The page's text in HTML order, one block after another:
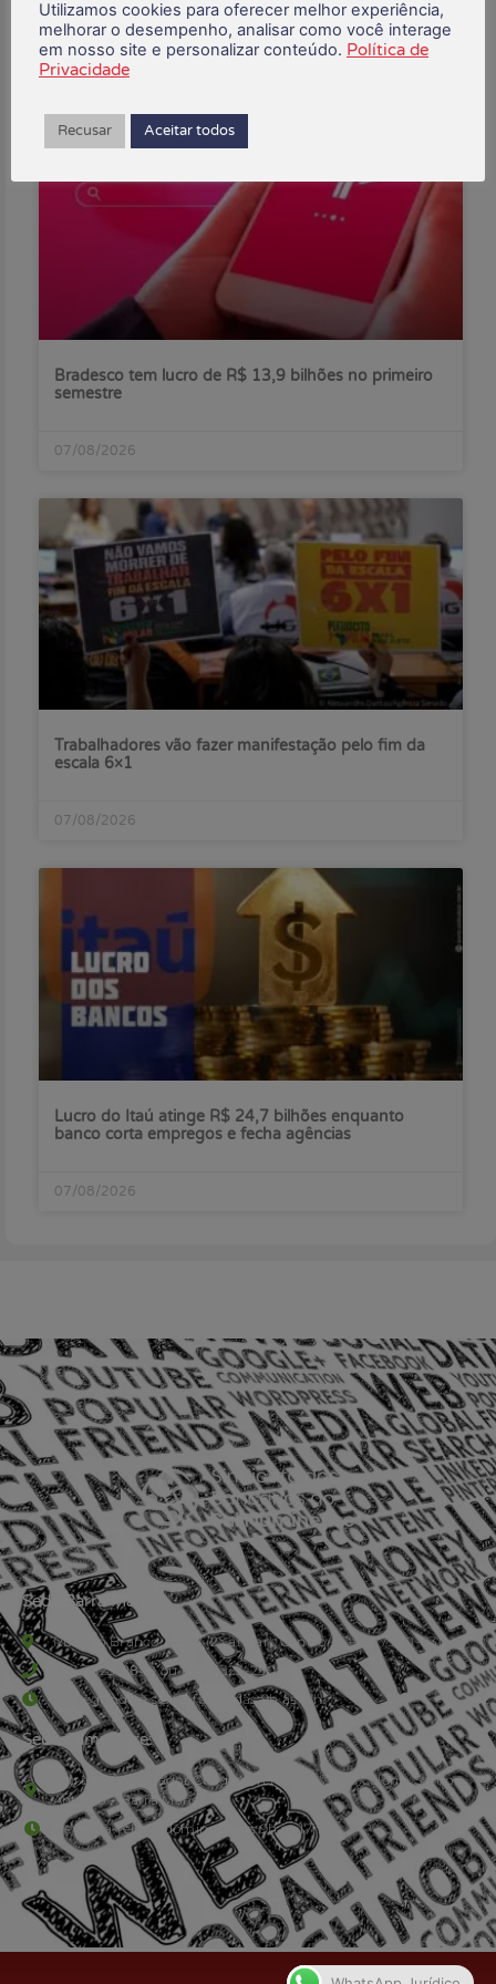
Bradesco tem lucro de R$ 13,9 bilhões no primeiro
semestre
07/08/2026
Trabalhadores vão fazer manifestação pelo fim da
escala 6×1
07/08/2026
Lucro do Itaú atinge R$ 24,7 bilhões enquanto
banco corta empregos e fecha agências
07/08/2026
Sede Barra Mansa
Rua Rio Branco, nº107 (2º andar), Centro - Cep: 27.330-030
(24) 3323-2848 ou (24) 3323-2500
De segunda à sexta-feira , das 9h às 17h.
Sede Campestre:
Estrada Governador Chagas Freitas – 3.780 – Colônia Santo
Antônio – Barra Mansa
De terça-feira a domingo, das 9h às 17h
Utilizamos cookies para oferecer melhor experiência,
melhorar o desempenho, analisar como você interage
em nosso site e personalizar conteúdo. Política de
Privacidade
Recusar Aceitar todos